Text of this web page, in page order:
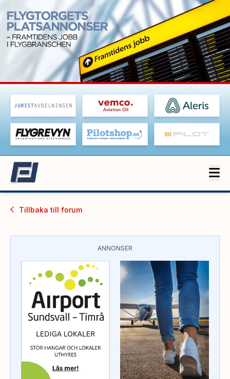
Tillbaka till forum
ANNONSER